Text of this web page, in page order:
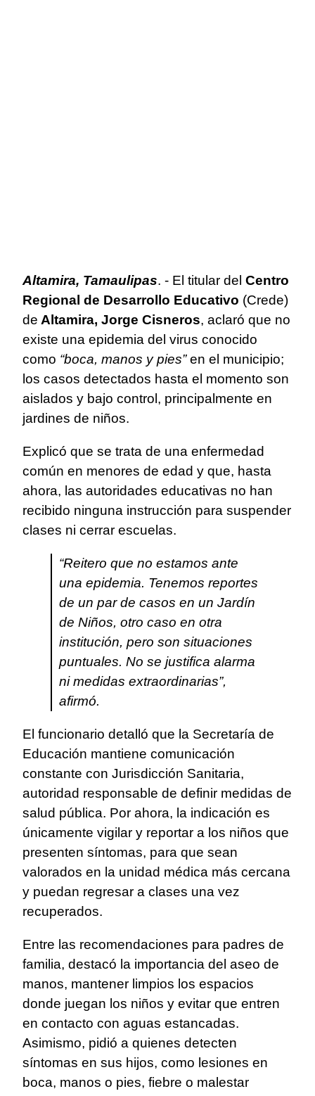
Altamira, Tamaulipas. - El titular del Centro
Regional de Desarrollo Educativo (Crede)
de Altamira, Jorge Cisneros, aclaró que no
existe una epidemia del virus conocido
como “boca, manos y pies”en el municipio;
los casos detectados hasta el momento son
aislados y bajo control, principalmente en
jardines de niños.
Explicó que se trata de una enfermedad
común en menores de edad y que, hasta
ahora, las autoridades educativas no han
recibido ninguna instrucción para suspender
clases ni cerrar escuelas.
“Reitero que no estamos ante
una epidemia. Tenemos reportes
de un par de casos en un Jardín
de Niños, otro caso en otra
institución, pero son situaciones
puntuales. No se justifica alarma
ni medidas extraordinarias”,
afirmó.
El funcionario detalló que la Secretaría de
Educación mantiene comunicación
constante con Jurisdicción Sanitaria,
autoridad responsable de definir medidas de
salud pública. Por ahora, la indicación es
únicamente vigilar y reportar a los niños que
presenten síntomas, para que sean
valorados en la unidad médica más cercana
y puedan regresar a clases una vez
recuperados.
Entre las recomendaciones para padres de
familia, destacó la importancia del aseo de
manos, mantener limpios los espacios
donde juegan los niños y evitar que entren
en contacto con aguas estancadas.
Asimismo, pidió a quienes detecten
síntomas en sus hijos, como lesiones en
boca, manos o pies, fiebre o malestar